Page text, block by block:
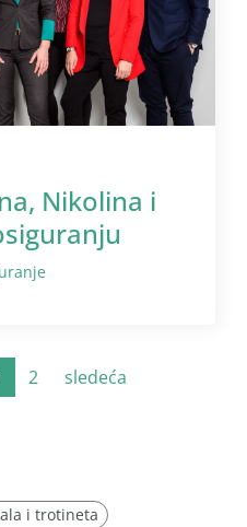
Nikolina i
2 sledeća
i trotineta